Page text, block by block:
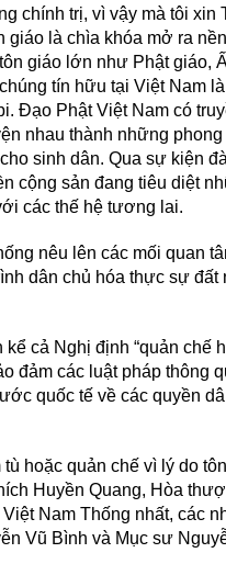
chính trị, vì vậy mà tôi
giáo là chìa khóa mở ra
giáo lớn như Phật giáo,
tín hữu tại Việt Nam
Ðạo Phật Việt Nam có
nhau thành những
sinh dân. Qua sự kiện
cộng sản đang tiêu diệt
các thế hệ tương lai.
nêu lên các mối quan
dân chủ hóa thực sự
cả Nghị định “quản chế
đảm các luật pháp thông
quốc tế về các quyền
hoặc quản chế vì lý do
Huyền Quang, Hòa
Nam Thống nhất, các
Vũ Bình và Mục sư